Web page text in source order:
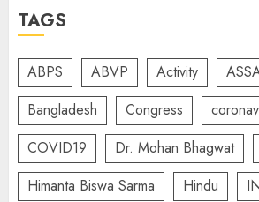
TAGS
ABPS ABVP Activity
Bangladesh
Congress
COVID19
Dr. Mohan Bhagwat
Himanta Biswa Sarma
Hindu